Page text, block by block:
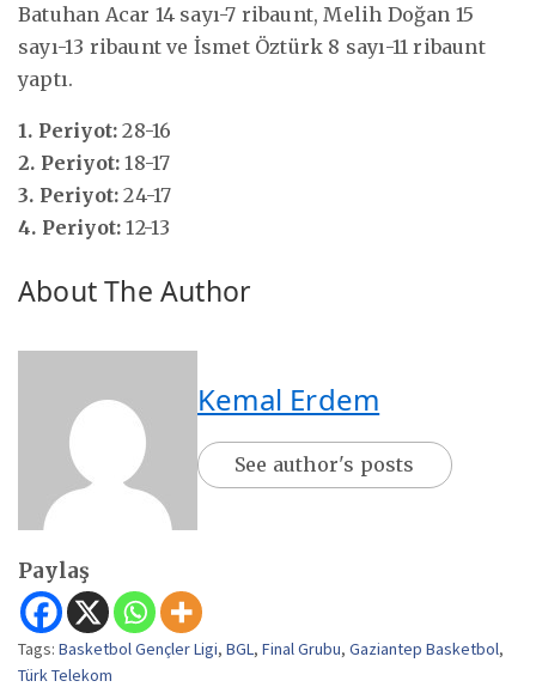
Batuhan Acar 14 sayı-7 ribaunt, Melih Doğan 15
sayı-13 ribaunt ve İsmet Öztürk 8 sayı-11 ribaunt
yaptı.
1. Periyot: 28-16
2. Periyot: 18-17
3. Periyot: 24-17
4. Periyot: 12-13
About The Author
Kemal Erdem
See author's posts
Paylaş
Tags: Basketbol Gençler Ligi, BGL, Final Grubu, Gaziantep Basketbol,
Türk Telekom